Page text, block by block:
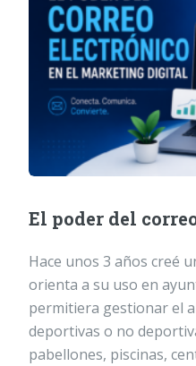
El poder del
Hace unos 3 años creé
orienta a su uso en
permitiera gestionar el
deportivas o no
pabellones, piscinas,